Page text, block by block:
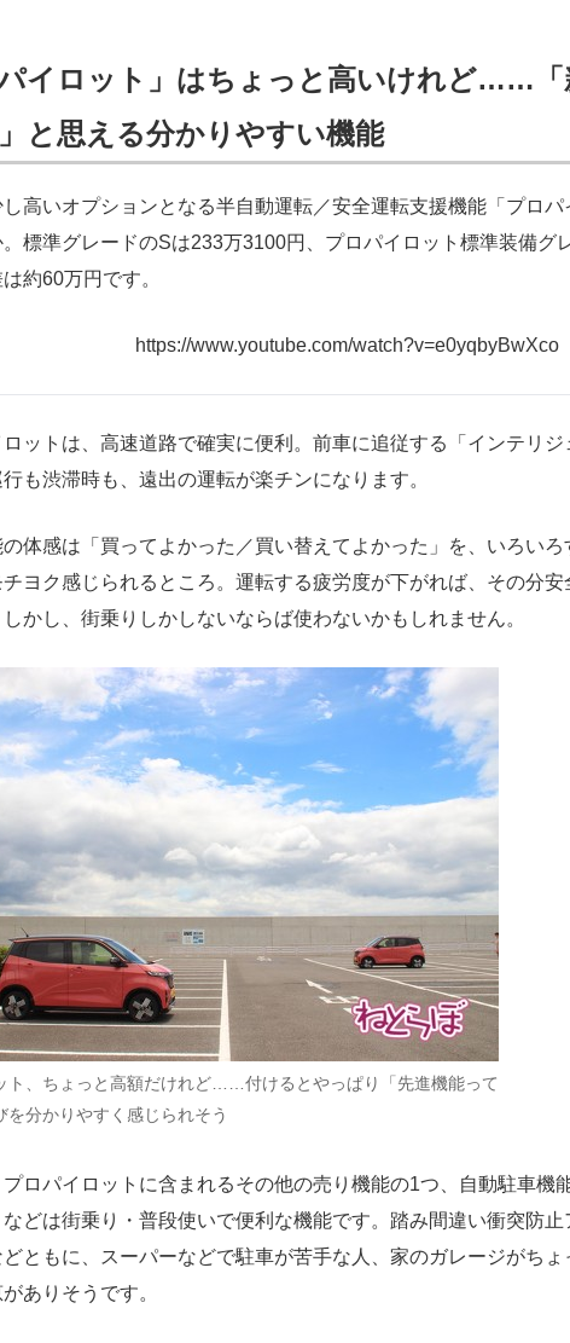
パイロット」はちょっと高いけれど……「
と思える分かりやすい機能
高いオプションとなる半自動運転／安全運転支援機能「プロパ
標準グレードのSは233万3100円、プロパイロット標準装備グ
約60万円です。
https://www.youtube.com/watch?v=e0yqbyBwXco
ットは、高速道路で確実に便利。前車に追従する「インテリジ
も渋滞時も、遠出の運転が楽チンになります。
体感は「買ってよかった／買い替えてよかった」を、いろいろ
ヨク感じられるところ。運転する疲労度が下がれば、その分
かし、街乗りしかしないならば使わないかもしれません。
ト、ちょっと高額だけれど……付けるとやっぱり「先進機能って
を分かりやすく感じられそう
ロパイロットに含まれるその他の売り機能の1つ、自動駐車機
どは街乗り・普段使いで便利な機能です。踏み間違い衝突防止
ともに、スーパーなどで駐車が苦手な人、家のガレージがち
ありそうです。